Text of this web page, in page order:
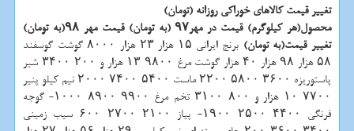
تغییر قیمت كالاهای خوراكی روزانه (تومان)
محصول(هر كیلوگرم) قیمت در مهر۹۷ (به تومان)
قیمت مهر ۹۸(به تومان)
تغییر قیمت(به تومان)
برنج ایرانی ۱۵ هزار ۲۳ هزار ۸۰۰۰ گوشت گوسفند
۵۸ هزار ۹۸ هزار ۴۰ هزار گوشت مرغ ۹۸۰۰ ۱۳ هزار و ۲۰۰ ۳۴۰۰ شیر
پاستوریزه ۳۶۰۰ ۵۸۰۰ ۲۲۰۰ ماست ۵۴۰۰ ۷۴۰۰ ۲۰۰۰ نیم كیلو پنیر
۷۷۰۰ ۱۰ هزار و ۸۰۰ ۳۱۰۰ تخم مرغ ۹۹۰۰ ۸۹۰۰ ۱۰۰۰- گوجه
فرنگی ۴۴۰۰ ۲۵۰۰ ۱۹۰۰- پیاز ۲۱۰۰ ۲۷۰۰ ۶۰۰ سیب زمینی